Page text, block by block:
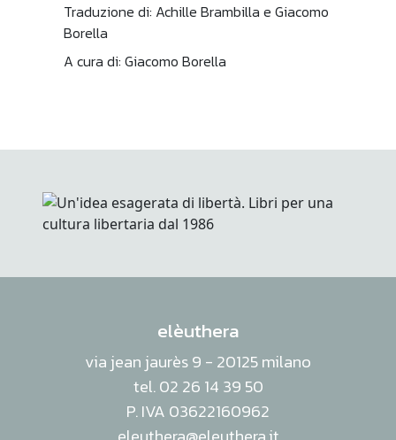
Traduzione di: Achille Brambilla e Giacomo
Borella
A cura di: Giacomo Borella
elèuthera
via jean jaurès 9 - 20125 milano
tel. 02 26 14 39 50
P. IVA 03622160962